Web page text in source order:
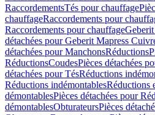
RaccordementsTés pour chauffage
chauffageRaccordements pour
Raccordements pour chauffage
détachées pour Geberit Mapress
détachées pour ManchonsRéductions
RéductionsCoudesPièces détachées
détachées pour TésRéductions
Réductions indémontablesRéductions
démontablesPièces détachées pour
démontablesObturateursPièces